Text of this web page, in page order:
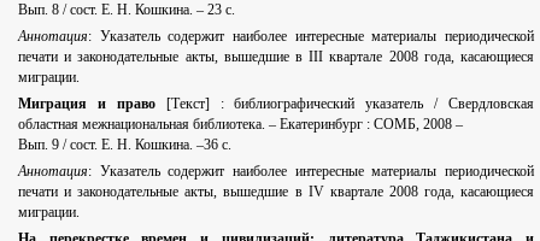
Вып. 8 / сост. Е. Н. Кошкина. – 23 с.
Аннотация: Указатель содержит наиболее интересные материалы периодической
печати и законодательные акты, вышедшие в III квартале 2008 года, касающиеся
миграции.
Миграция и право[Текст] : библиографический указатель / Свердловская
областная межнациональная библиотека. – Екатеринбург : СОМБ, 2008 –
Вып. 9 / сост. Е. Н. Кошкина. –36 с.
Аннотация: Указатель содержит наиболее интересные материалы периодической
печати и законодательные акты, вышедшие в IV квартале 2008 года, касающиеся
миграции.